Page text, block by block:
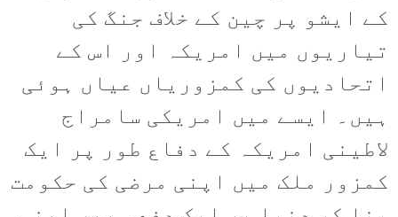
کے ایشو پر چین کے خلاف جنگ کی
تیاریوں میں امریکہ اور اس کے
اتحادیوں کی کمزوریاں عیاں ہوئی
ہیں۔ ایسے میں امریکی سامراج
لاطینی امریکہ کے دفاع طور پر ایک
کمزور ملک میں اپنی مرضی کی حکومت